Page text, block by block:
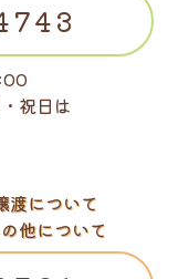
祝日は
渡について
他について